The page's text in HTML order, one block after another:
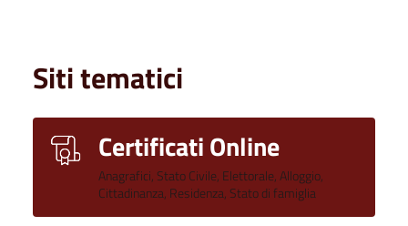
Siti tematici
Certificati Online
Anagrafici, Stato Civile, Elettorale, Alloggio,
Cittadinanza, Residenza, Stato di famiglia